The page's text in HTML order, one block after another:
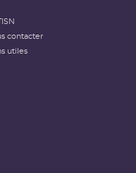
contacter
utiles